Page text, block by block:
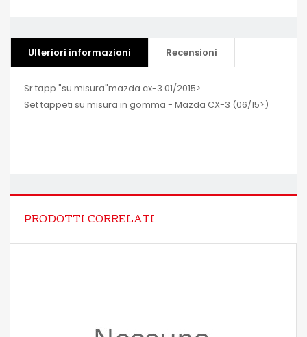
Ulteriori informazioni Recensioni
Sr.tapp."su misura"mazda cx-3 01/2015>
Set tappeti su misura in gomma - Mazda CX-3 (06/15>)
PRODOTTI CORRELATI